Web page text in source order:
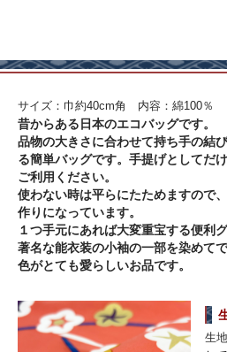
サイズ：巾約40cm角 内容：綿100％
昔からある日本のエコバッグです。
品物の大きさに合わせて持ち手の結
る簡単バッグです。手提げとしてだ
ご利用ください。
使わない時は平らにたためますので
作りになっています。
１つ手元にあれば大変重宝する便利
著名な能衣装の小袖の一部を染めて
色がとても愛らしいお品です。
生